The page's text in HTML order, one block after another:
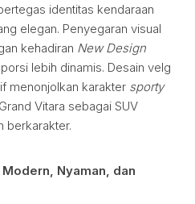
identitas kendaraan
elegan. Penyegaran visual
kehadiran New Design
lebih dinamis. Desain velg
menonjolkan karakter sporty
Vitara sebagai SUV
berkarakter.
Nyaman, dan